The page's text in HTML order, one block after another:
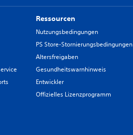
Ressourcen
Nutzungsbedingungen
PS Store-Stornierungsbedingungen
Altersfreigaben
Gesundheitswarnhinweis
Entwickler
Offizielles Lizenzprogramm